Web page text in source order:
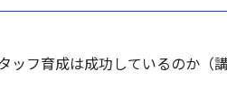
フ育成は成功しているのか（講